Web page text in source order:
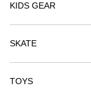
KIDS GEAR
SKATE
TOYS